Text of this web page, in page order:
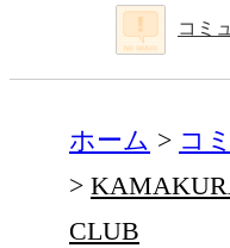
コミ
ホーム コ
CLUB